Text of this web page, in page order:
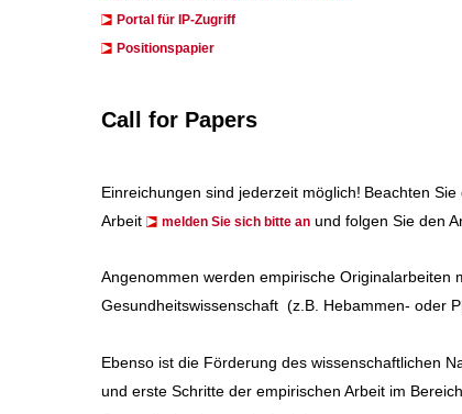
​​​Portal für IP-Zugriff
Positionspapier
Call for Papers
Einreichungen sind jederzeit möglich! Beachten Sie
Arbeit
melden Sie sich bitte an und folgen Sie den
Angenommen werden empirische Originalarbeiten
Gesundheitswissenschaft (z.B. Hebammen- oder
Ebenso ist die Förderung des wissenschaftlichen
und erste Schritte der empirischen Arbeit im